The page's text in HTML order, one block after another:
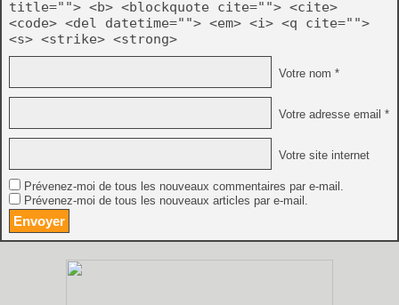
title=""> <b> <blockquote cite=""> <cite>
<code> <del datetime=""> <em> <i> <q cite="">
<s> <strike> <strong>
Votre nom *
Votre adresse email *
Votre site internet
Prévenez-moi de tous les nouveaux commentaires par e-mail.
Prévenez-moi de tous les nouveaux articles par e-mail.